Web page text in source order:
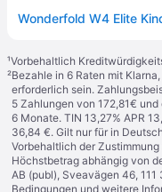
¹Vorbehaltlich
²Bezahle in 6 Raten mit
erforderlich sein.
5 Zahlungen von 172,81€
6 Monate. TIN 13,27% APR
36,84 €. Gilt nur für in
Vorbehaltlich der
Höchstbetrag abhängig von
AB (publ), Sveavägen 46,
Bedingungen und weitere